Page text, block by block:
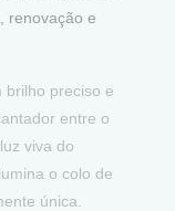
renovação e
brilho preciso e
entre o
viva do
o colo de
única.